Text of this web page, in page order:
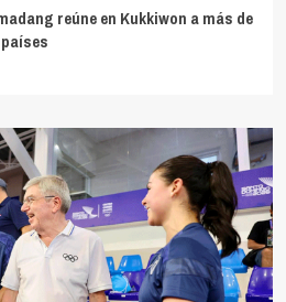
reúne en Kukkiwon a más de